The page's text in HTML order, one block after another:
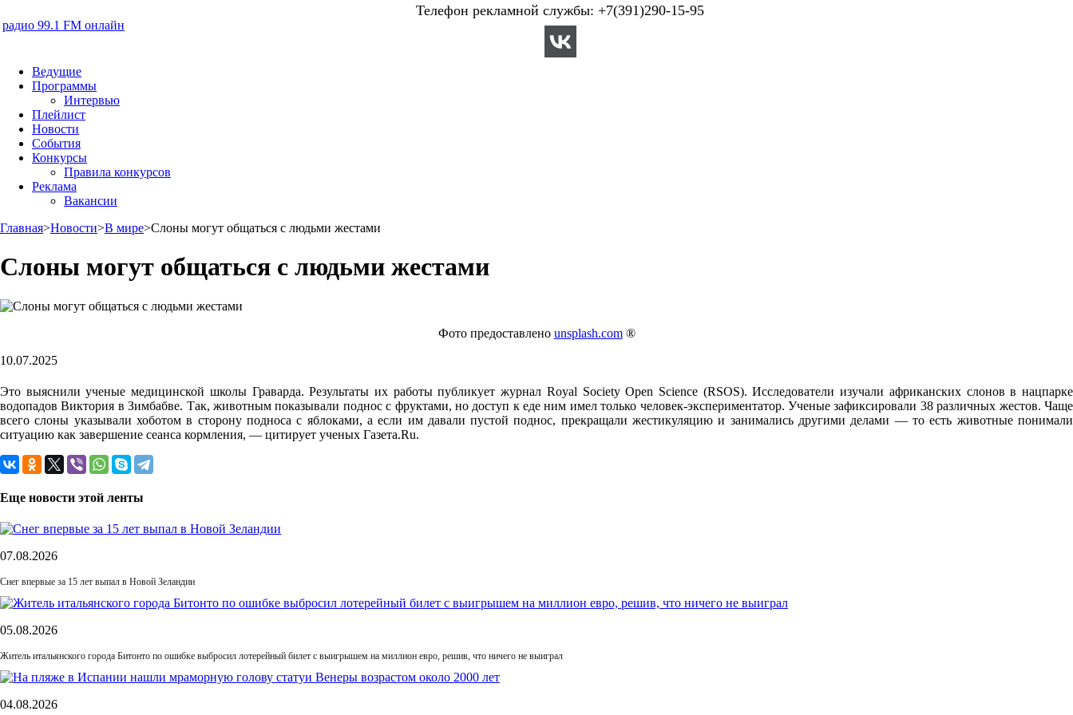
радио 99.1 FM онлайн
Телефон рекламной службы: +7(391)290-15-95
Ведущие
Программы
Интервью
Плейлист
Новости
События
Конкурсы
Правила конкурсов
Реклама
Вакансии
Главная>Новости>В мире>Слоны могут общаться с людьми жестами
Слоны могут общаться с людьми жестами
Фото предоставлено unsplash.com®
10.07.2025
Это выяснили ученые медицинской школы Граварда. Результаты их работы публикует журнал Royal Society Open Science (RSOS). Исследователи изучали африканских слонов в нацпарке
водопадов Виктория в Зимбабве. Так, животным показывали поднос с фруктами, но доступ к еде ним имел только человек-экспериментатор. Ученые зафиксировали 38 различных жестов. Чаще
всего слоны указывали хоботом в сторону подноса с яблоками, а если им давали пустой поднос, прекращали жестикуляцию и занимались другими делами — то есть животные понимали
ситуацию как завершение сеанса кормления, — цитирует ученых Газета.Ru.
Еще новости этой ленты
07.08.2026
Снег впервые за 15 лет выпал в Новой Зеландии
05.08.2026
Житель итальянского города Битонто по ошибке выбросил лотерейный билет с выигрышем на миллион евро, решив, что ничего не выиграл
04.08.2026